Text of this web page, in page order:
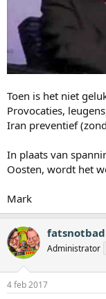
Toen is het niet
Provocaties,
Iran preventief
In plaats van
Oosten, wordt het
Mark
fatsnotbad
Administrator
4 feb 2017